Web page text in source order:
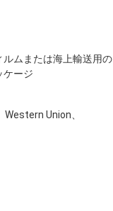
ルムまたは海上輸送用の
ケージ
Union、